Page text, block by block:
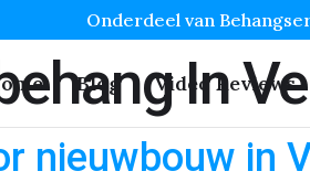
Onderdeel van
Blog Video Reviews
In
nieuwbouw in